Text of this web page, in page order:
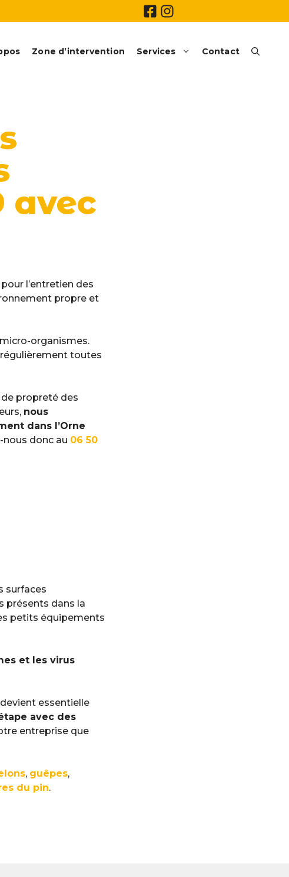
Zone d’intervention Services Contact
avec
l’entretien des
propre et
organismes.
toutes
de propreté des
nous
dans l’Orne
nous donc au 06 50
surfaces
présents dans la
petits équipements
et les virus
essentielle
avec des
entreprise que
, guêpes,
du pin.